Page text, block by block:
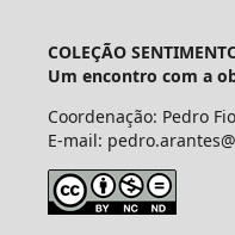
COLEÇÃO
Um encontro com a
Coordenação: Pedro
E-mail: